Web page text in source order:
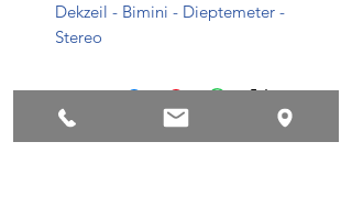
Dekzeil - Bimini - Dieptemeter -
Stereo